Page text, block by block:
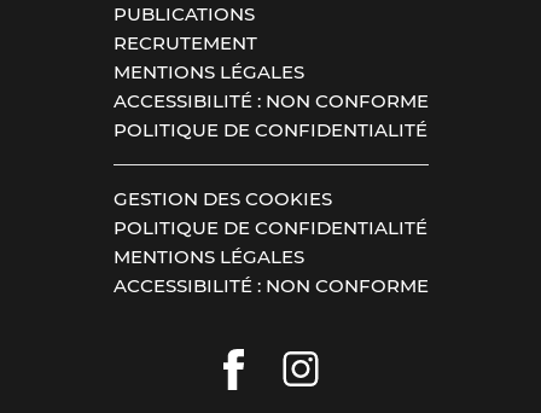
PUBLICATIONS
RECRUTEMENT
MENTIONS LÉGALES
ACCESSIBILITÉ : NON CONFORME
POLITIQUE DE CONFIDENTIALITÉ
GESTION DES COOKIES
POLITIQUE DE CONFIDENTIALITÉ
MENTIONS LÉGALES
ACCESSIBILITÉ : NON CONFORME